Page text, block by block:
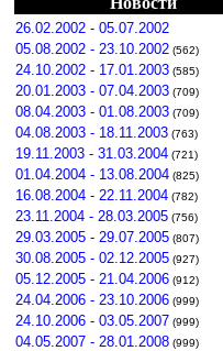
26.02.2002 - 05.07.2002
05.08.2002 - 23.10.2002 (562)
24.10.2002 - 17.01.2003 (585)
20.01.2003 - 07.04.2003 (709)
08.04.2003 - 01.08.2003 (709)
04.08.2003 - 18.11.2003 (763)
19.11.2003 - 31.03.2004 (721)
01.04.2004 - 13.08.2004 (825)
16.08.2004 - 22.11.2004 (782)
23.11.2004 - 28.03.2005 (756)
29.03.2005 - 29.07.2005 (807)
30.08.2005 - 02.12.2005 (927)
05.12.2005 - 21.04.2006 (912)
24.04.2006 - 23.10.2006 (999)
24.10.2006 - 03.05.2007 (999)
04.05.2007 - 28.01.2008 (999)